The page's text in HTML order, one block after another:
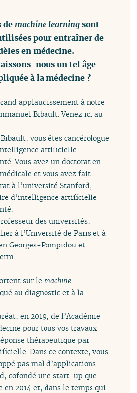
demachine learningsont
pour entraîner de
en médecine.
nous un tel âge
à la médecine ?
applaudissement à notre
Bibault. Venez ici au
vous êtes cancérologue
artificielle
Vous avez un doctorat en
et vous avez fait
à l’université Stanford,
d’intelligence artificielle
des universités,
à l’Université de Paris et à
Georges-Pompidou et
sur le machine
au diagnostic et à la
en 2019, de l’Académie
pour tous vos travaux
thérapeutique par
Dans ce contexte, vous
pas mal d’applications
cofondé une start-up que
en 2014 et, dans le temps qui